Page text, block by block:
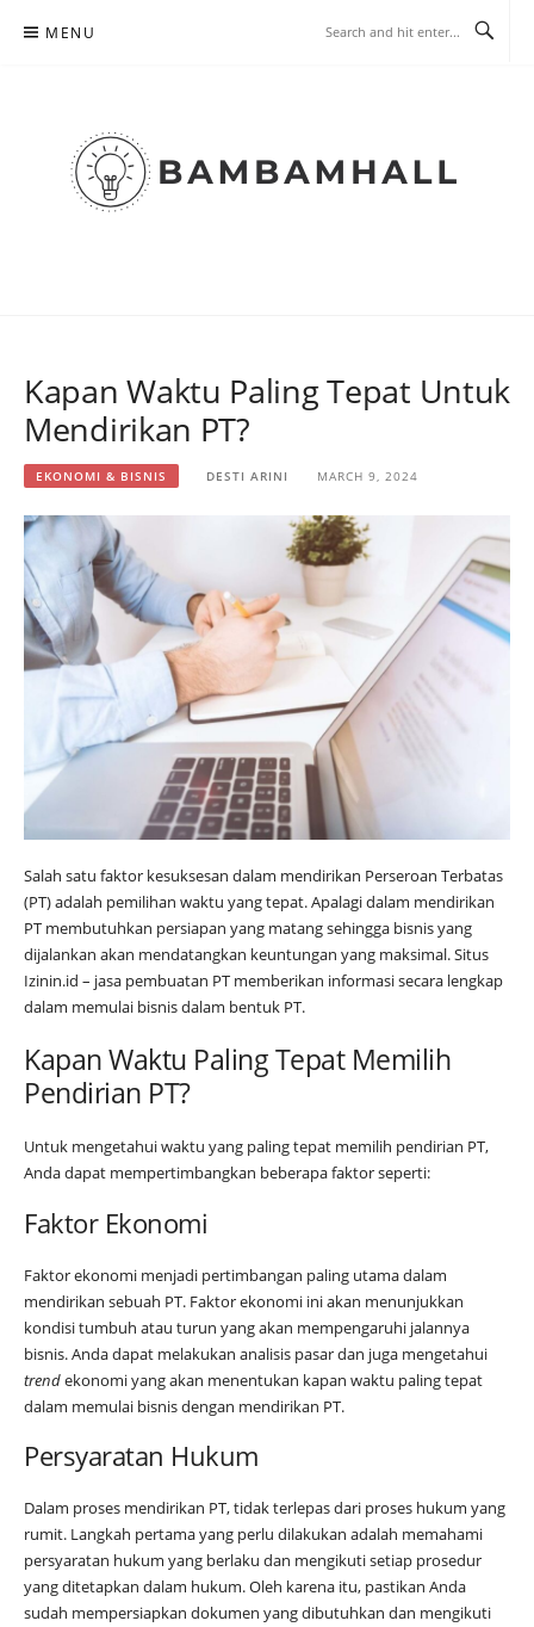
MENU
Kapan Waktu Paling Tepat Untuk
Mendirikan PT?
EKONOMI & BISNIS DESTI ARINI MARCH 9, 2024
Salah satu faktor kesuksesan dalam mendirikan Perseroan Terbatas
(PT) adalah pemilihan waktu yang tepat. Apalagi dalam mendirikan
PT membutuhkan persiapan yang matang sehingga bisnis yang
dijalankan akan mendatangkan keuntungan yang maksimal. Situs
Izinin.id – jasa pembuatan PT memberikan informasi secara lengkap
dalam memulai bisnis dalam bentuk PT.
Kapan Waktu Paling Tepat Memilih
Pendirian PT?
Untuk mengetahui waktu yang paling tepat memilih pendirian PT,
Anda dapat mempertimbangkan beberapa faktor seperti:
Faktor Ekonomi
Faktor ekonomi menjadi pertimbangan paling utama dalam
mendirikan sebuah PT. Faktor ekonomi ini akan menunjukkan
kondisi tumbuh atau turun yang akan mempengaruhi jalannya
bisnis. Anda dapat melakukan analisis pasar dan juga mengetahui
trendekonomi yang akan menentukan kapan waktu paling tepat
dalam memulai bisnis dengan mendirikan PT.
Persyaratan Hukum
Dalam proses mendirikan PT, tidak terlepas dari proses hukum yang
rumit. Langkah pertama yang perlu dilakukan adalah memahami
persyaratan hukum yang berlaku dan mengikuti setiap prosedur
yang ditetapkan dalam hukum. Oleh karena itu, pastikan Anda
sudah mempersiapkan dokumen yang dibutuhkan dan mengikuti